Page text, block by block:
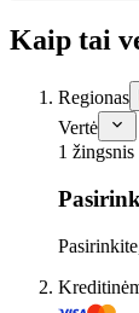
Kaip tai
Regionas
Vertė
1 žingsnis